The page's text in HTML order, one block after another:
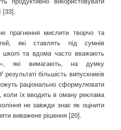
[33].
прагнення мислити творчо та
які ставлять під сумнів
школі та вдома часто вважають
які вимагають, на думку
більшість випускників
раціонально сформулювати
коли їх вводить в оману реклама
не завжди знає як оцінити
виважене рішення [20].